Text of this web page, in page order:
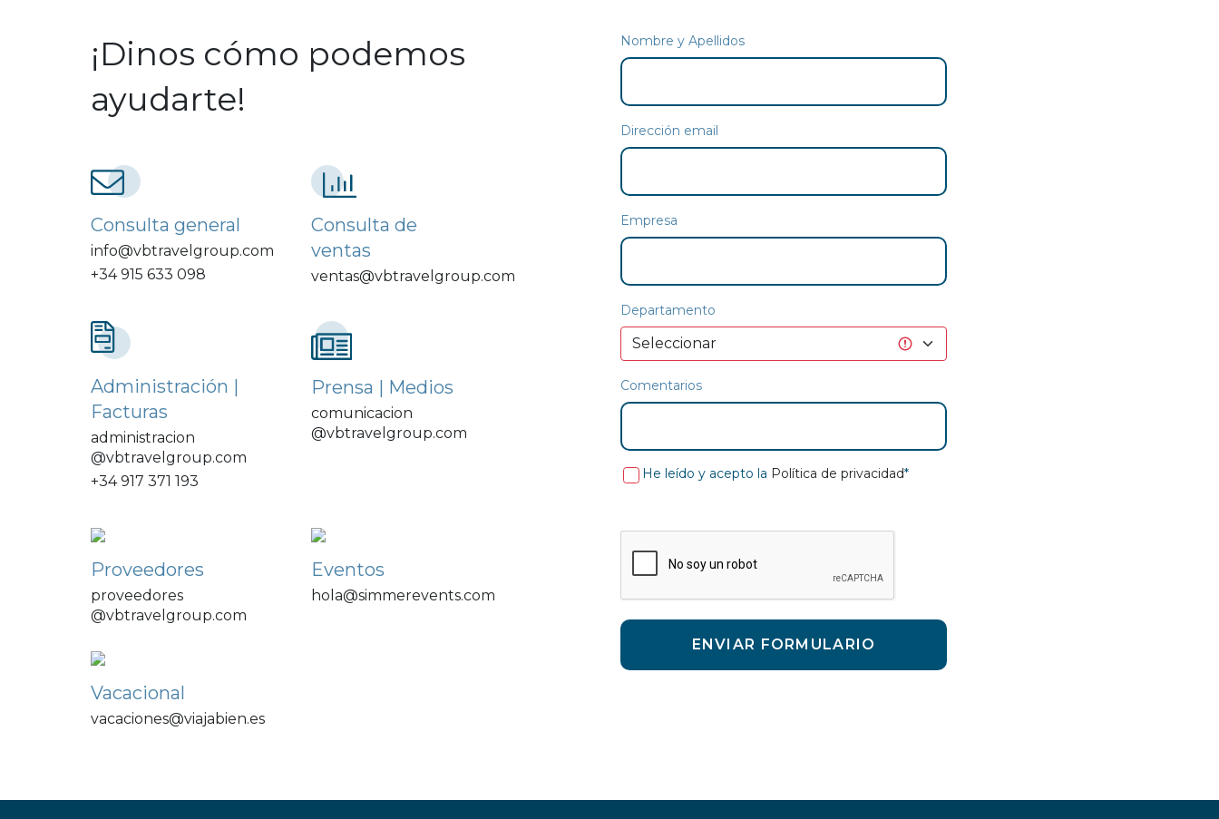
¡Dinos cómo podemos
ayudarte!
Consulta general
info@vbtravelgroup.com
+34 915 633 098
Consulta de
ventas
ventas@vbtravelgroup.com
Administración |
Facturas
administracion
@vbtravelgroup.com
+34 917 371 193
Prensa | Medios
comunicacion
@vbtravelgroup.com
Proveedores
proveedores
@vbtravelgroup.com
Eventos
hola@simmerevents.com
Vacacional
vacaciones@viajabien.es
Nombre y Apellidos
Dirección email
Empresa
Departamento
Comentarios
He leído y acepto la Política de privacidad*
ENVIAR FORMULARIO